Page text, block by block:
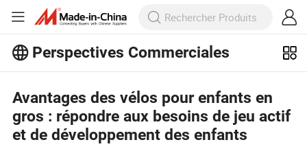
Perspectives Commerciales
sur Perspectives Commerciales !
Voir Plus
Avantages des vélos pour enfants en
gros : répondre aux besoins de jeu actif
et de développement des enfants